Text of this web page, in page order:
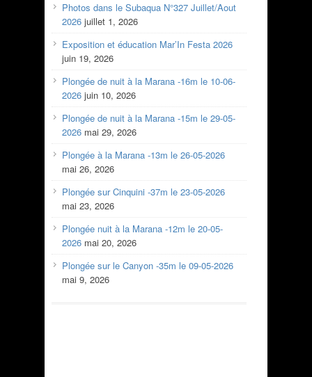
Photos dans le Subaqua N°327 Juillet/Aout
2026 juillet 1, 2026
Exposition et éducation Mar’In Festa 2026
juin 19, 2026
Plongée de nuit à la Marana -16m le 10-06-
2026 juin 10, 2026
Plongée de nuit à la Marana -15m le 29-05-
2026 mai 29, 2026
Plongée à la Marana -13m le 26-05-2026
mai 26, 2026
Plongée sur Cinquini -37m le 23-05-2026
mai 23, 2026
Plongée nuit à la Marana -12m le 20-05-
2026 mai 20, 2026
Plongée sur le Canyon -35m le 09-05-2026
mai 9, 2026